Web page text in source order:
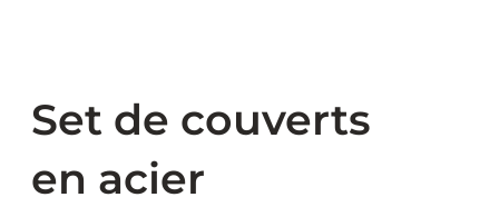
Set de couverts
en acier